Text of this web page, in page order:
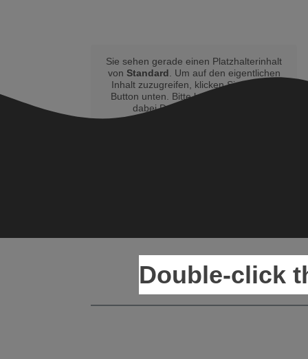
Sie sehen gerade einen Platzhalterinhalt
von Standard . Um auf den eigentlichen
Inhalt zuzugreifen, klicken Sie auf den
Button unten. Bitte beachten Sie, dass
dabei Daten an Drittanbieter
Double-click